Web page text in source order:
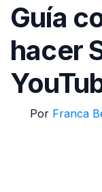
Guía
hacer
Por Franca